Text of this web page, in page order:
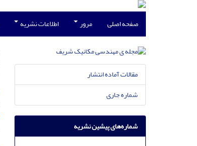
صفحه اصلی مرور اطلاعات نشریه
مقالات آماده انتشار
شماره جاری
شماره‌های پیشین نشریه